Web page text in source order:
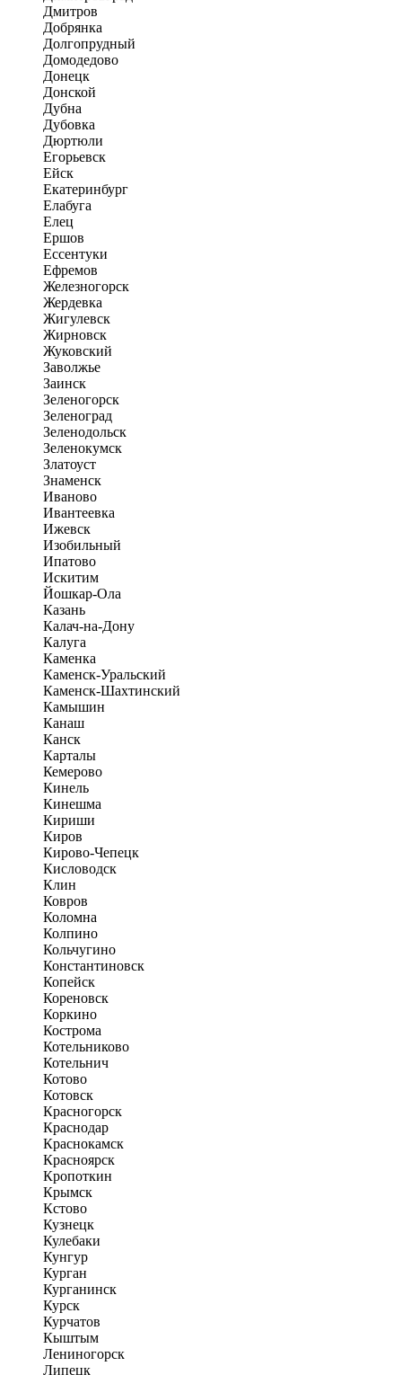
Дмитров
Добрянка
Долгопрудный
Домодедово
Донецк
Донской
Дубна
Дубовка
Дюртюли
Егорьевск
Ейск
Екатеринбург
Елабуга
Елец
Ершов
Ессентуки
Ефремов
Железногорск
Жердевка
Жигулевск
Жирновск
Жуковский
Заволжье
Заинск
Зеленогорск
Зеленоград
Зеленодольск
Зеленокумск
Златоуст
Знаменск
Иваново
Ивантеевка
Ижевск
Изобильный
Ипатово
Искитим
Йошкар-Ола
Казань
Калач-на-Дону
Калуга
Каменка
Каменск-Уральский
Каменск-Шахтинский
Камышин
Канаш
Канск
Карталы
Кемерово
Кинель
Кинешма
Кириши
Киров
Кирово-Чепецк
Кисловодск
Клин
Ковров
Коломна
Колпино
Кольчугино
Константиновск
Копейск
Кореновск
Коркино
Кострома
Котельниково
Котельнич
Котово
Котовск
Красногорск
Краснодар
Краснокамск
Красноярск
Кропоткин
Крымск
Кстово
Кузнецк
Кулебаки
Кунгур
Курган
Курганинск
Курск
Курчатов
Кыштым
Лениногорск
Липецк